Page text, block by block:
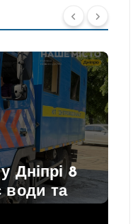
Дніпрі 8
води та